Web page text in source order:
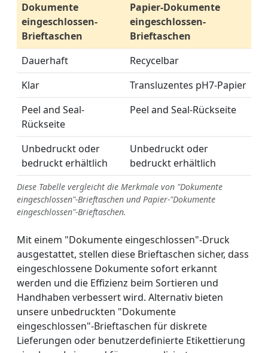
Diese Tabelle vergleicht die Merkmale von "Dokumente
eingeschlossen"-Brieftaschen und Papier-"Dokumente
eingeschlossen"-Brieftaschen.
Dokumente
eingeschlossen-
Brieftaschen
Papier-Dokumente
eingeschlossen-
Brieftaschen
Dauerhaft
Recycelbar
Klar
Transluzentes pH7-Papier
Peel and Seal-
Rückseite
Peel and Seal-Rückseite
Unbedruckt oder
bedruckt erhältlich
Unbedruckt oder
bedruckt erhältlich
Mit einem "Dokumente eingeschlossen"-Druck
ausgestattet, stellen diese Brieftaschen sicher, dass
eingeschlossene Dokumente sofort erkannt
werden und die Effizienz beim Sortieren und
Handhaben verbessert wird. Alternativ bieten
unsere unbedruckten "Dokumente
eingeschlossen"-Brieftaschen für diskrete
Lieferungen oder benutzerdefinierte Etikettierung